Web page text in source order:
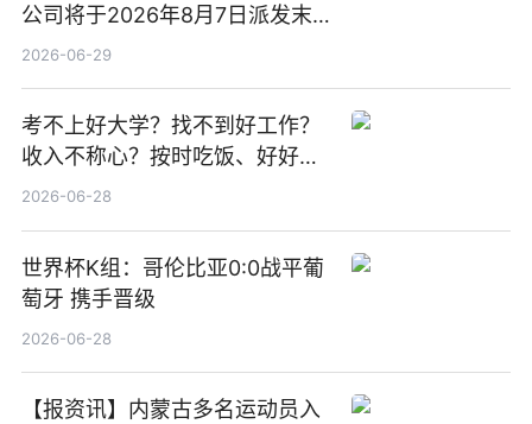
公司将于2026年8月7日派发末
期股息每股人民币0.013元 每日
2026-06-29
考不上好大学？找不到好工作？
收入不称心？按时吃饭、好好睡
觉
2026-06-28
世界杯K组：哥伦比亚0:0战平葡
萄牙 携手晋级
2026-06-28
【报资讯】内蒙古多名运动员入